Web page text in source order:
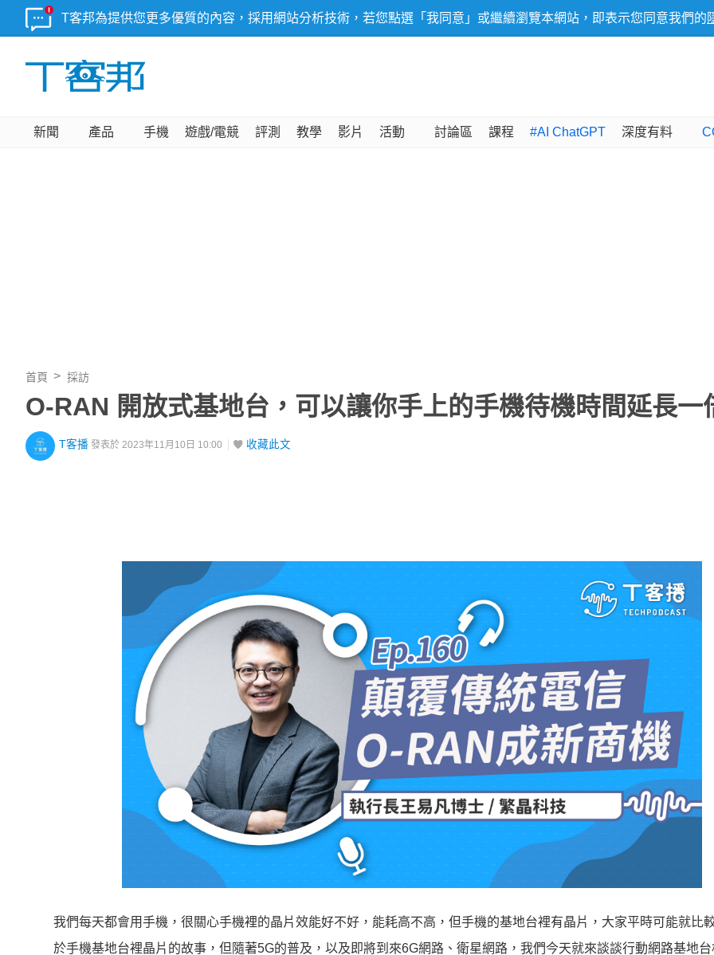
T客邦為提供您更多優質的內容，採用網站分析技術，若您點選「我同意」或繼續瀏覽本網站，即表示您同意我們的
新聞 產品 手機 遊戲/電競 評測 教學 影片 活動 討論區 課程 #AI ChatGPT 深度有料
首頁 採訪
O-RAN 開放式基地台，可以讓你手上的手機待機時間延長一
T客播 發表於 2023年11月10日 10:00 收藏此文
我們每天都會用手機，很關心手機裡的晶片效能好不好，能耗高不高，但手機的基地台裡有晶片，大家平時可能就比
於手機基地台裡晶片的故事，但隨著5G的普及，以及即將到來6G網路、衛星網路，我們今天就來談談行動網路基地